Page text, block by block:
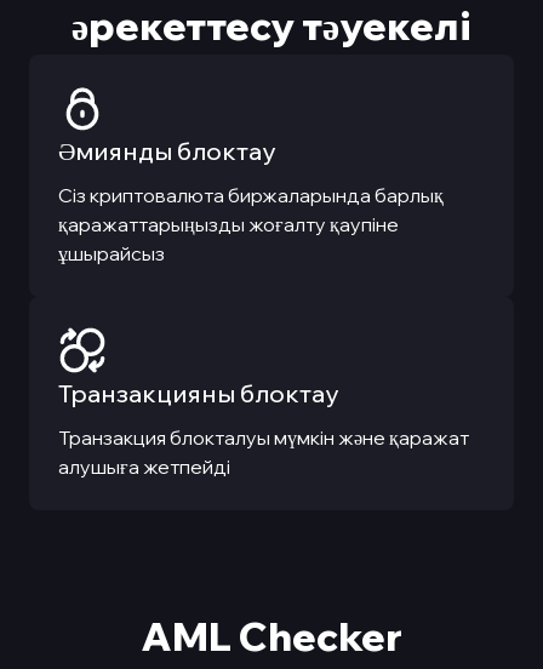
әрекеттесу тәуекелі
Әмиянды блоктау
Сіз криптовалюта биржаларында барлық
қаражаттарыңызды жоғалту қаупіне
ұшырайсыз
Транзакцияны блоктау
Транзакция блокталуы мүмкін және қаражат
алушыға жетпейді
AML Checker